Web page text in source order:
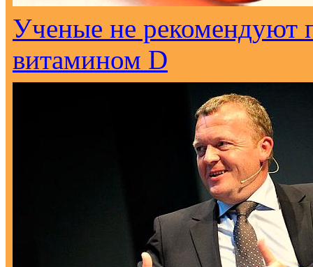
Ученые не рекомендуют
витамином D